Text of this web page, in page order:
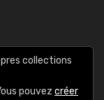
collections
pouvez créer